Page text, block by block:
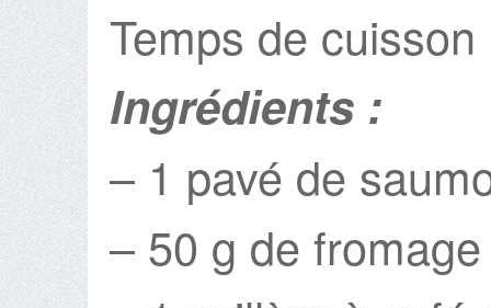
Temps de
Ingrédients :
– 1 pavé de
– 50 g de